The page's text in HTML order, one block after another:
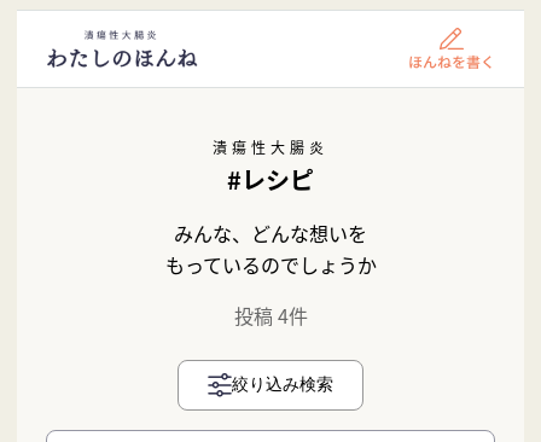
潰瘍性大腸炎
#レシピ
みんな、どんな想いを
もっているのでしょうか
投稿 4件
絞り込み検索